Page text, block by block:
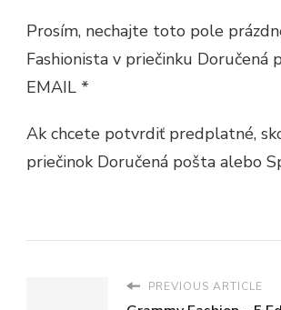
Prosím, nechajte toto pole
Fashionista v priečinku Doručená
EMAIL *
Ak chcete potvrdiť predplatné,
priečinok Doručená pošta alebo
PREVIOUS ARTICLE